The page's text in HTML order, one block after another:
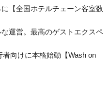
【全国ホテルチェーン客室数
運営。最高のゲストエクスペ
向けに本格始動【Wash on